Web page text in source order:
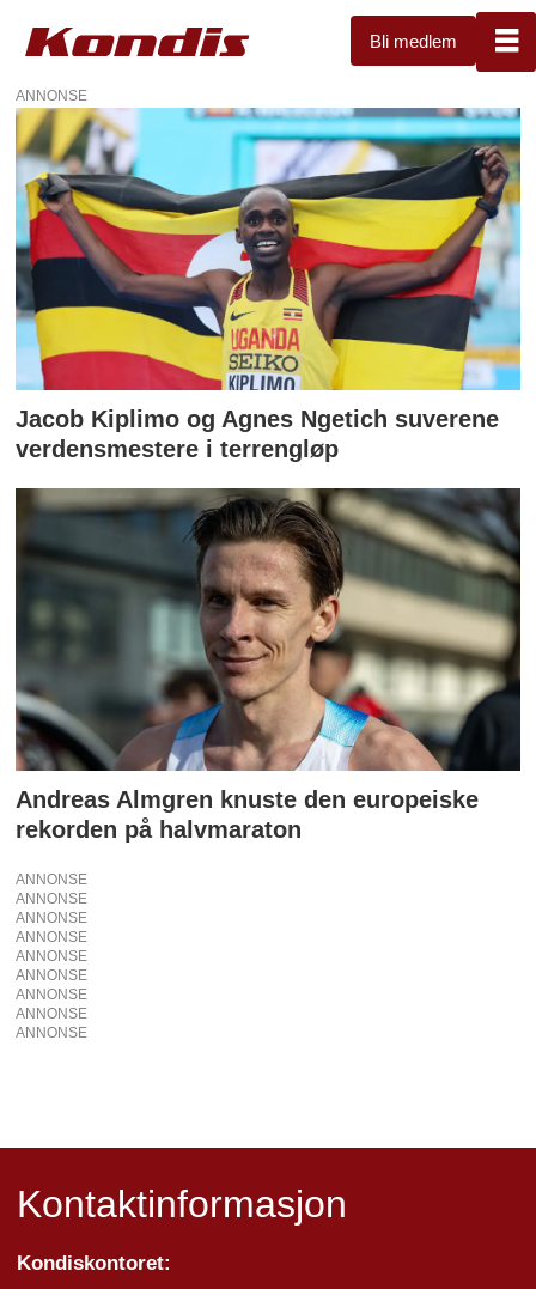
Bli medlem
Tag:
agnes
ngetich
ANNONSE
Jacob Kiplimo og Agnes Ngetich suverene
verdensmestere i terrengløp
Andreas Almgren knuste den europeiske
rekorden på halvmaraton
ANNONSE
ANNONSE
ANNONSE
ANNONSE
ANNONSE
ANNONSE
ANNONSE
ANNONSE
ANNONSE
Kontaktinformasjon
Kondiskontoret: